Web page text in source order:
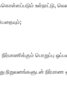
உள்நாட்டு,
பொறுப்பு
நிறுவனங்களுடன்